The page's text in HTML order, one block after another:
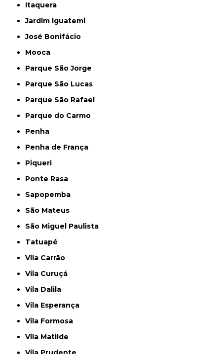
Itaquera
Jardim Iguatemi
José Bonifácio
Mooca
Parque São Jorge
Parque São Lucas
Parque São Rafael
Parque do Carmo
Penha
Penha de França
Piqueri
Ponte Rasa
Sapopemba
São Mateus
São Miguel Paulista
Tatuapé
Vila Carrão
Vila Curuçá
Vila Dalila
Vila Esperança
Vila Formosa
Vila Matilde